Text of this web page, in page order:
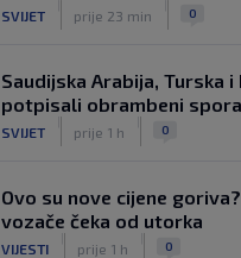
SVIJET prije 23 min 0
Saudijska Arabija, Turska i
potpisali obrambeni
SVIJET prije 1 h 0
Ovo su nove cijene
vozače čeka od utorka
VIJESTI prije 1 h 0